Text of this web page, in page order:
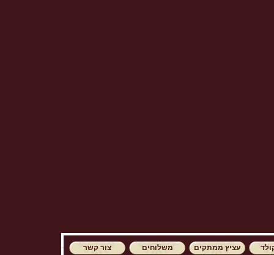
עציץ ממתקים משלוחים צור קשר